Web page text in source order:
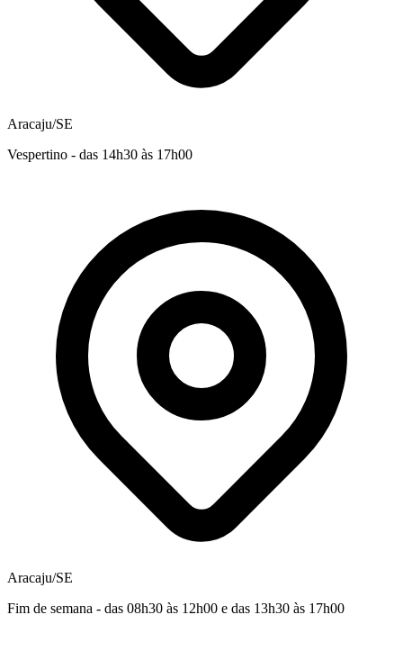
Aracaju/SE
Vespertino - das 14h30 às 17h00
Aracaju/SE
Fim de semana - das 08h30 às 12h00 e das 13h30 às 17h00